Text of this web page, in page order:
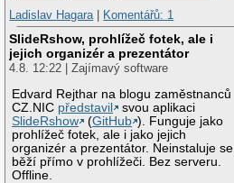
Ladislav Hagara| Komentářů: 1
SlideRshow, prohlížeč fotek, ale i
jejich organizér a prezentátor
4.8. 12:22 | Zajímavý software
Edvard Rejthar na blogu zaměstnanců
CZ.NIC představil
svou aplikaci
SlideRshow
(GitHub ). Funguje jako
prohlížeč fotek, ale i jako jejich
organizér a prezentátor. Neinstaluje se,
běží přímo v prohlížeči. Bez serveru.
Offline.